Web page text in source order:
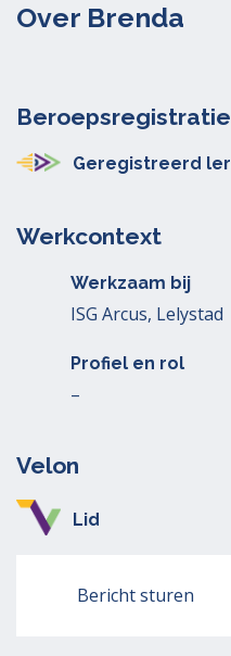
Over Brenda
Beroepsregistratie
Geregistreerd
Werkcontext
Werkzaam bij
ISG Arcus, Lelystad
Profiel en rol
–
Velon
Lid
Bericht sturen